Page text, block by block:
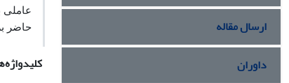
عاملی
حاضر
ارسال مقاله
داوران